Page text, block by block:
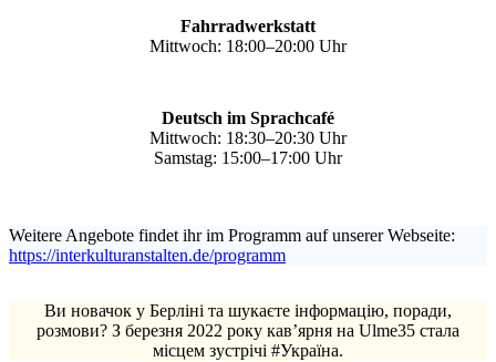
Fahrradwerkstatt
Mittwoch: 18:00–20:00 Uhr
Deutsch im Sprachcafé
Mittwoch: 18:30–20:30 Uhr
Samstag: 15:00–17:00 Uhr
Weitere Angebote findet ihr im Programm auf unserer Webseite:
https://interkulturanstalten.de/programm
Ви новачок у Берліні та шукаєте інформацію, поради,
розмови? З березня 2022 року кав’ярня на Ulme35 стала
місцем зустрічі #Україна.